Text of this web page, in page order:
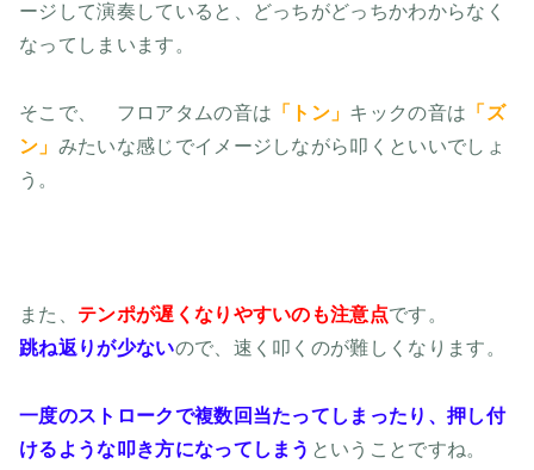
ージして演奏していると、どっちがどっちかわからなく
なってしまいます。
そこで、 フロアタムの音は 「トン」 キックの音は 「ズ
ン」 みたいな感じでイメージしながら叩くといいでしょ
う。
また、 テンポが遅くなりやすいのも注意点です。
跳ね返りが少ないので、速く叩くのが難しくなります。
一度のストロークで複数回当たってしまったり、押し付
けるような叩き方になってしまう ということですね。